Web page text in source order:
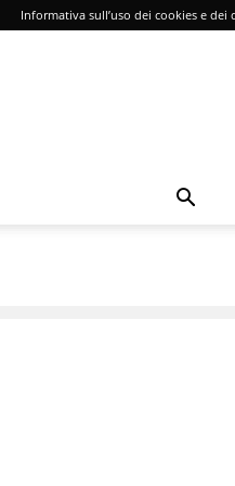
Informativa sull’uso dei cookies e dei